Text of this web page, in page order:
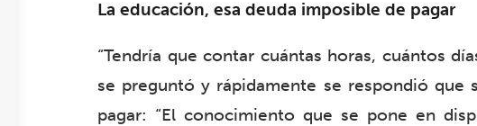
La educación, esa deuda imposible de pagar
“Tendría que contar cuántas horas, cuántos
se preguntó y rápidamente se respondió que
pagar: “El conocimiento que se pone en